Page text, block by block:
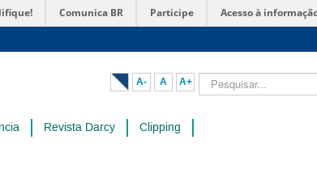
Comunica BR Participe Acesso à
A- A A+ Pesquisar...
Revista Darcy Clipping